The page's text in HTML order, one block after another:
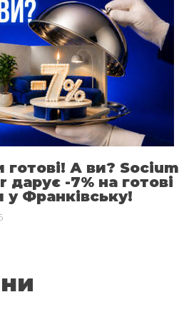
готові! А ви? Socium
дарує -7% на готові
у Франківську!